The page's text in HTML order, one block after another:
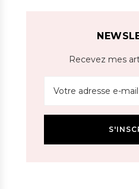
Recevez mes